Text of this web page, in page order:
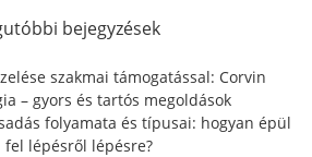
f
r
:
bejegyzések
szakmai támogatással: Corvin
– gyors és tartós megoldások
folyamata és típusai: hogyan épül
fel lépésről lépésre?